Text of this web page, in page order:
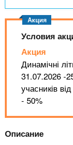
.
n
o
е
н
Условия
Акция
Динамічні
31.07.2026 -
учасників
- 50%
Описание